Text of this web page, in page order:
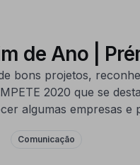
de Ano |
bons projetos,
2020 que se
algumas empresas e
Comunicação